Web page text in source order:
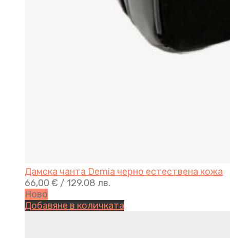
Дамска чанта Demia черно естествена кожа
66,00 € / 129.08 лв.
Ново
Добавяне в количката